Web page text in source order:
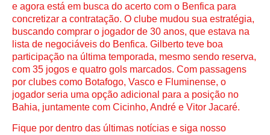
e agora está em busca do acerto com o Benfica para
concretizar a contratação. O clube mudou sua estratégia,
buscando comprar o jogador de 30 anos, que estava na
lista de negociáveis do Benfica. Gilberto teve boa
participação na última temporada, mesmo sendo reserva,
com 35 jogos e quatro gols marcados. Com passagens
por clubes como Botafogo, Vasco e Fluminense, o
jogador seria uma opção adicional para a posição no
Bahia, juntamente com Cicinho, André e Vitor Jacaré.
Fique por dentro das últimas notícias e siga nosso